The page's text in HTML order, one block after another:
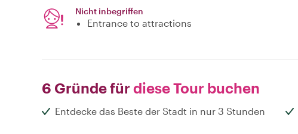
Nicht inbegriffen
Entrance to attractions
6 Gründe für diese Tour buchen
Entdecke das Beste der Stadt in nur 3 Stunden